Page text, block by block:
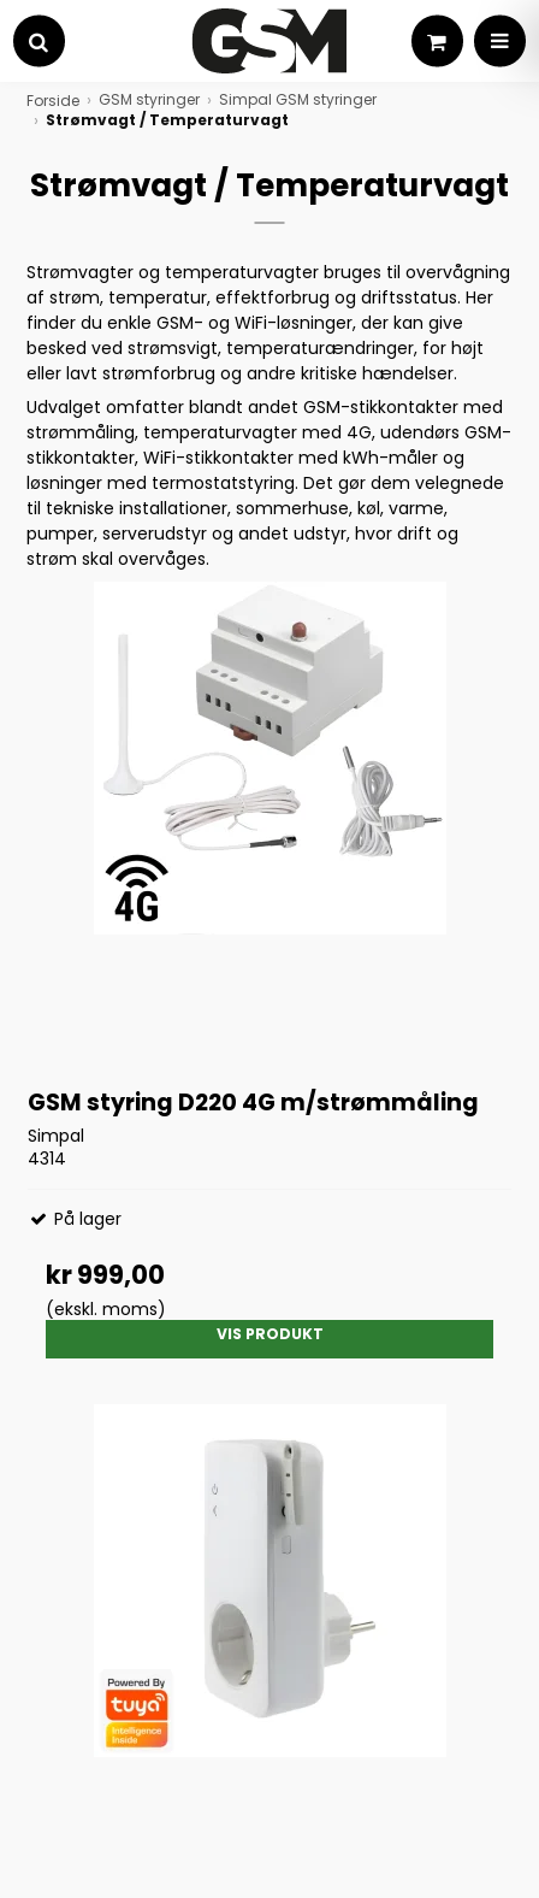
Søg
Kurv
Forside GSM styringer
Simpal GSM styringer
Strømvagt / Temperaturvagt
Strømvagt / Temperaturvagt
Strømvagter og temperaturvagter bruges til overvågning
af strøm, temperatur, effektforbrug og driftsstatus. Her
finder du enkle GSM- og WiFi-løsninger, der kan give
besked ved strømsvigt, temperaturændringer, for højt
eller lavt strømforbrug og andre kritiske hændelser.
Udvalget omfatter blandt andet GSM-stikkontakter med
strømmåling, temperaturvagter med 4G, udendørs GSM-
stikkontakter, WiFi-stikkontakter med kWh-måler og
løsninger med termostatstyring. Det gør dem velegnede
til tekniske installationer, sommerhuse, køl, varme,
pumper, serverudstyr og andet udstyr, hvor drift og
strøm skal overvåges.
GSM styring D220 4G m/strømmåling
Simpal
4314
På lager
kr 999,00
(ekskl. moms)
VIS PRODUKT